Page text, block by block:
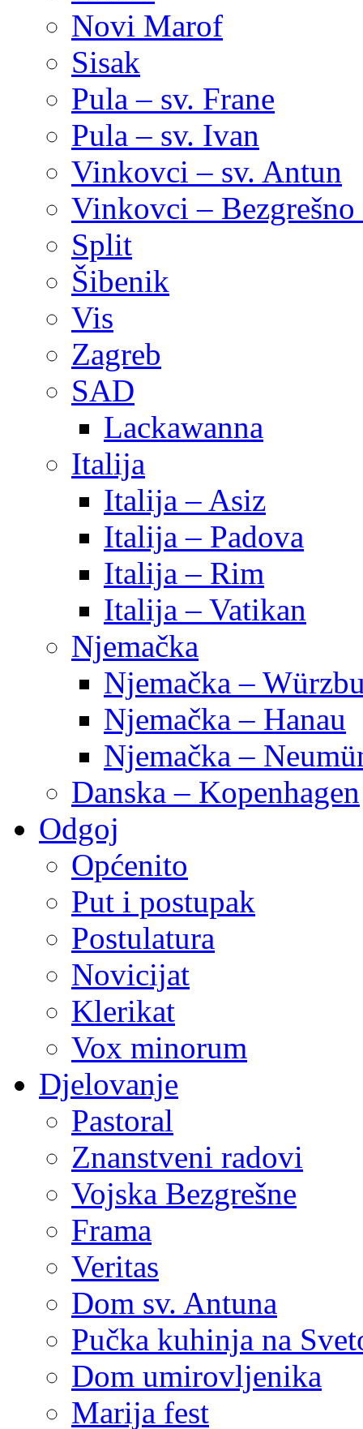
Novi Marof
Sisak
Pula – sv. Frane
Pula – sv. Ivan
Vinkovci – sv. Antun
Vinkovci –
Split
Šibenik
Vis
Zagreb
SAD
Lackawanna
Italija
Italija – Asiz
Italija – Padova
Italija – Rim
Italija – Vatikan
Njemačka
Njemačka –
Njemačka – Hanau
Njemačka –
Danska – Kopenhagen
Odgoj
Općenito
Put i postupak
Postulatura
Novicijat
Klerikat
Vox minorum
Djelovanje
Pastoral
Znanstveni radovi
Vojska Bezgrešne
Frama
Veritas
Dom sv. Antuna
Pučka kuhinja na
Dom umirovljenika
Marija fest